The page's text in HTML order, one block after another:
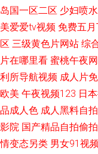
岛国一区二区 少妇喷
美爱爱tv视频 免费五
区 三级黄色片网站 综
片在哪里看 蜜桃午夜网
利所导航视频 成人片
欧美 午夜视频123 日
品成人色 成人黑料自拍
影院 国产精品自拍偷拍
情变态另类 男女91视频